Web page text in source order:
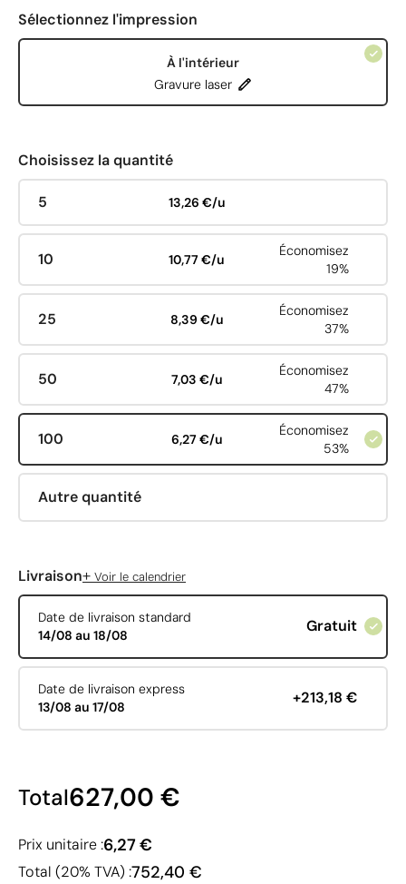
Sélectionnez l'impression
À l'intérieur
Gravure laser
Choisissez la quantité
5 13,26 €/u
10 10,77 €/u
Économisez
19%
25 8,39 €/u
Économisez
37%
50 7,03 €/u
Économisez
47%
100 6,27 €/u
Économisez
53%
Autre quantité
Livraison+ Voir le calendrier
Date de livraison standard
14/08 au 18/08
Gratuit
Date de livraison express
13/08 au 17/08
+213,18 €
Total627,00 €
Prix unitaire :6,27 €
Total (20% TVA) :752,40 €